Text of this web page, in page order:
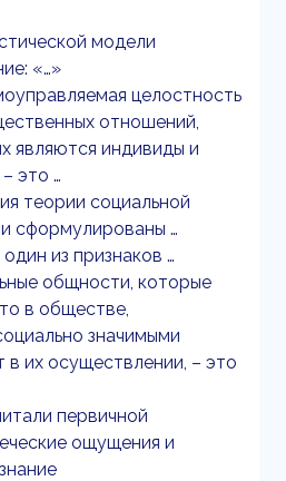
модели
«…»
целостность
отношений,
являются индивиды и
это …
теории социальной
сформулированы …
из признаков …
общности, которые
в обществе,
значимыми
в их осуществлении, – это
первичной
ощущения и